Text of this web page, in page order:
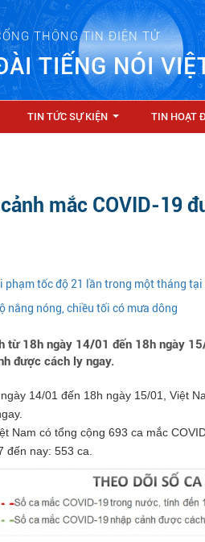
THÔNG TIN ĐIỆN TỬ
TIẾNG NÓI
TIN TỨC SỰ KIỆN TIN HOẠT
mắc COVID-19
phạm tốc độ 21 lần trong một tháng tại
nắng nóng, chiều tối có mưa dông
từ 18h ngày 14/01 đến 18h ngày
được cách ly ngay.
14/01 đến 18h ngày 15/01, Việt
Nam có tổng cộng 693 ca mắc
nay: 553 ca.